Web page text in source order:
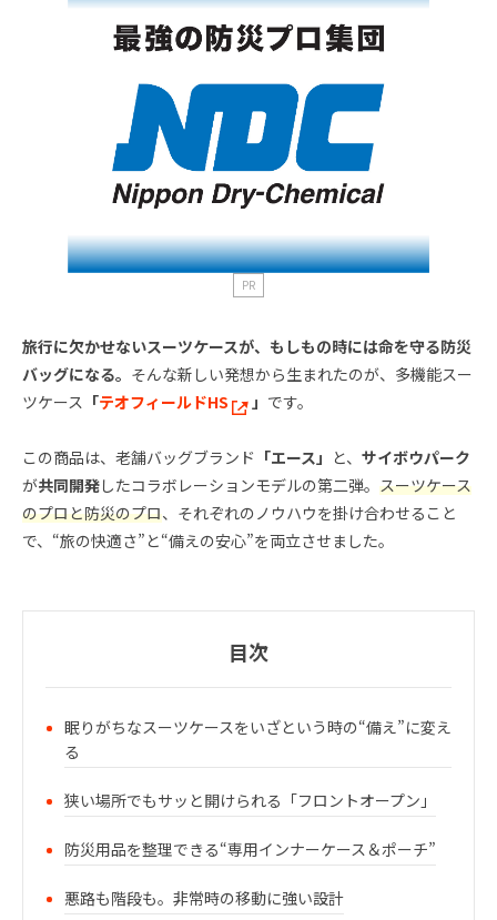
PR
旅行に欠かせないスーツケースが、もしもの時には命を守る防災
バッグになる。 そんな新しい発想から生まれたのが、多機能スー
ツケース 「テオフィールドHS 」 です。
この商品は、老舗バッグブランド 「エース」 と、 サイボウパーク
が共同開発したコラボレーションモデルの第二弾。 スーツケース
のプロと防災のプロ、それぞれのノウハウを掛け合わせること
で、“旅の快適さ”と“備えの安心”を両立させました。
目次
眠りがちなスーツケースをいざという時の“備え”に変え
る
狭い場所でもサッと開けられる「フロントオープン」
防災用品を整理できる“専用インナーケース＆ポーチ”
悪路も階段も。非常時の移動に強い設計